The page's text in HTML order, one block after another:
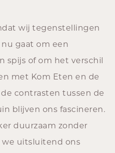
wij tegenstellingen
gaat om een
spijs of om het verschil
met Kom Eten en de
contrasten tussen de
blijven ons fascineren.
duurzaam zonder
we uitsluitend ons